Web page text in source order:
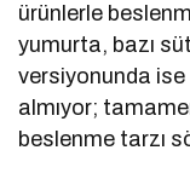
ürünlerle
yumurta, bazı
versiyonunda
almıyor;
beslenme tarzı